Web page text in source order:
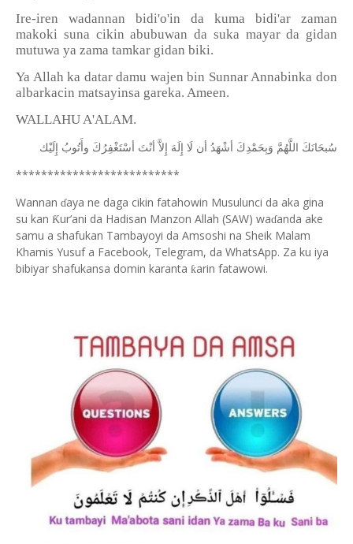
Ire-iren wadannan bidi'o'in da kuma bidi'ar zaman
makoki suna cikin abubuwan da suka mayar da gidan
mutuwa ya zama tamkar gidan biki.
Ya Allah ka datar damu wajen bin Sunnar Annabinka don
albarkacin matsayinsa gareka. Ameen.
WALLAHU A'ALAM.
ﺳُﺒﺤَﺎﻧَﻚَ ﺍﻟﻠَّﻬُﻢَّ ﻭَﺑِﺤَﻤْﺪِﻙَ ﺃﺷْﻬَﺪُ ﺃﻥ ﻟَﺎ ﺇِﻟَﻪَ ﺇِﻻَّ ﺃﻧْﺖَ ﺃﺳْﺘَﻐْﻔِﺮُﻙَ ﻭﺃَﺗُﻮﺏُ ﺇِﻟَﻴْﻚ
**************************
Wannan ɗaya ne daga cikin fatahowin Musulunci da aka gina
su kan Ƙur’ani da Hadisan Manzon Allah (SAW) waɗanda ake
samu a shafukan Tambayoyi da Amsoshi na Sheik Malam
Khamis Yusuf a Facebook, Telegram, da WhatsApp. Za ku iya
bibiyar shafukansa domin karanta ƙarin fatawowi.